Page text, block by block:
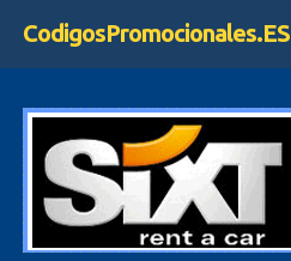
CodigosPromocionales.ES